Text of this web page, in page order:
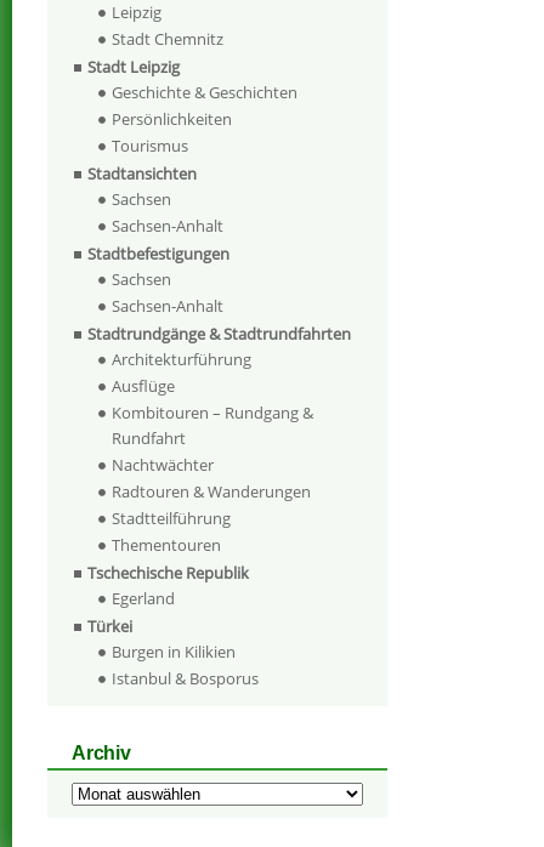
Leipzig
Stadt Chemnitz
Stadt Leipzig
Geschichte & Geschichten
Persönlichkeiten
Tourismus
Stadtansichten
Sachsen
Sachsen-Anhalt
Stadtbefestigungen
Sachsen
Sachsen-Anhalt
Stadtrundgänge & Stadtrundfahrten
Architekturführung
Ausflüge
Kombitouren – Rundgang &
Rundfahrt
Nachtwächter
Radtouren & Wanderungen
Stadtteilführung
Thementouren
Tschechische Republik
Egerland
Türkei
Burgen in Kilikien
Istanbul & Bosporus
Archiv
Archiv